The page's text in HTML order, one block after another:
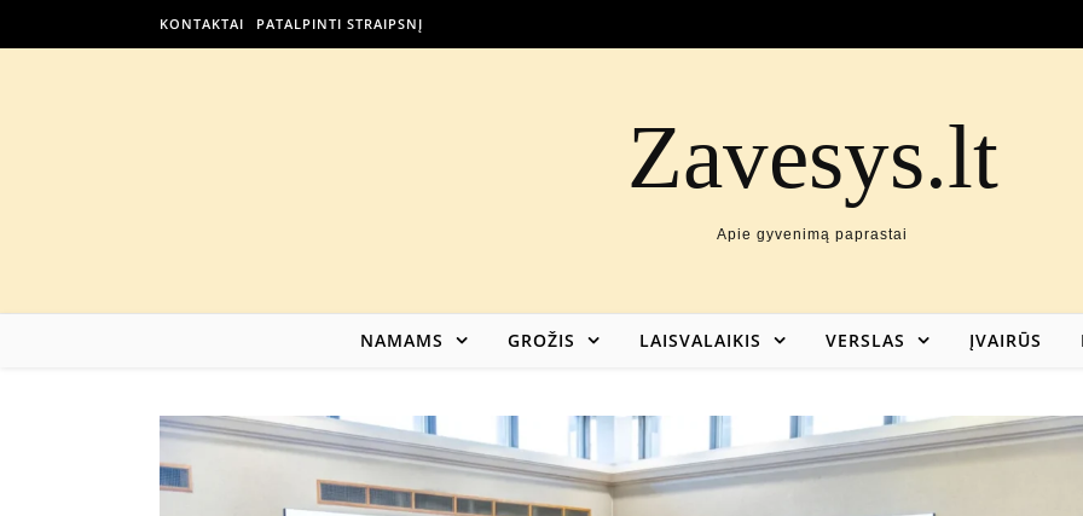
KONTAKTAI PATALPINTI STRAIPSNĮ
Zavesys.lt
Apie gyvenimą paprastai
NAMAMS GROŽIS LAISVALAIKIS VERSLAS ĮVAIRŪS